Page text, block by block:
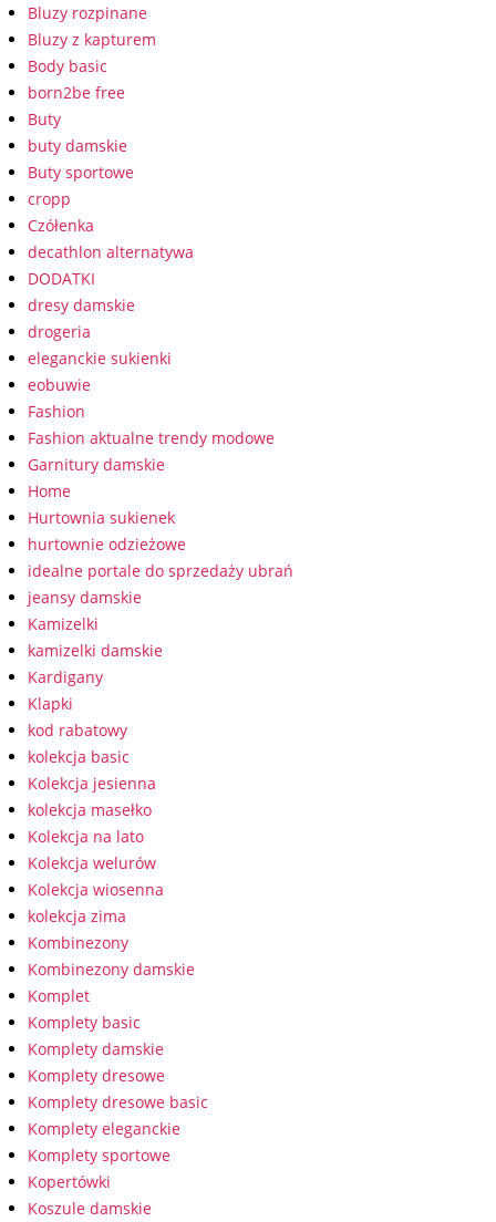
Bluzy rozpinane
Bluzy z kapturem
Body basic
born2be free
Buty
buty damskie
Buty sportowe
cropp
Czółenka
decathlon alternatywa
DODATKI
dresy damskie
drogeria
eleganckie sukienki
eobuwie
Fashion
Fashion aktualne trendy modowe
Garnitury damskie
Home
Hurtownia sukienek
hurtownie odzieżowe
idealne portale do sprzedaży ubrań
jeansy damskie
Kamizelki
kamizelki damskie
Kardigany
Klapki
kod rabatowy
kolekcja basic
Kolekcja jesienna
kolekcja masełko
Kolekcja na lato
Kolekcja welurów
Kolekcja wiosenna
kolekcja zima
Kombinezony
Kombinezony damskie
Komplet
Komplety basic
Komplety damskie
Komplety dresowe
Komplety dresowe basic
Komplety eleganckie
Komplety sportowe
Kopertówki
Koszule damskie